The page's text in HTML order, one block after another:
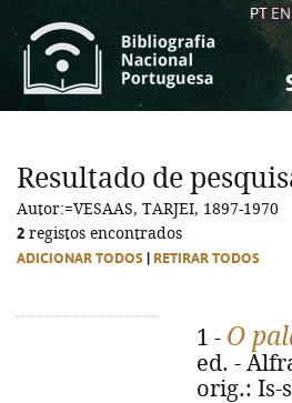
PT EN
Resultado de
Autor:=VESAAS, TARJEI, 1897-1970
2 registos encontrados
ADICIONAR TODOS RETIRAR TODOS
1 - O
ed. -
orig.: Is-